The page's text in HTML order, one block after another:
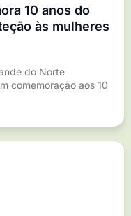
10 anos do
às mulheres
do Norte
comemoração aos 10